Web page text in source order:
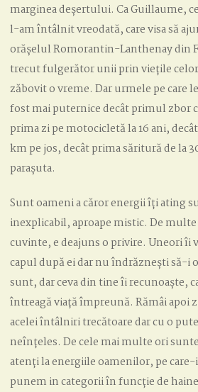
marginea deșertului. Ca Guillaume,
l-am întâlnit vreodată, care visa să
orășelul Romorantin-Lanthenay din
trecut fulgerător unii prin viețile
zăbovit o vreme. Dar urmele pe care
fost mai puternice decât primul zbor
prima zi pe motocicletă la 16 ani,
km pe jos, decât prima săritură de la
parașuta.
Sunt oameni a căror energii îți ating
inexplicabil, aproape mistic. De
cuvinte, e deajuns o privire. Uneori îi
capul după ei dar nu îndrăznești să-i
sunt, dar ceva din tine îi recunoaște,
întreagă viață împreună. Rămâi apoi
acelei întâlniri trecătoare dar cu o
neînțeles. De cele mai multe ori
atenți la energiile oamenilor, pe
punem in categorii în funcție de